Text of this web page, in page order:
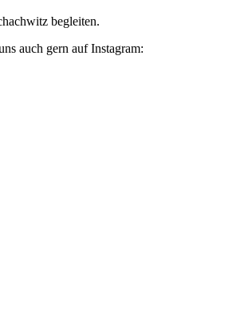
begleiten.
auch gern auf Instagram: